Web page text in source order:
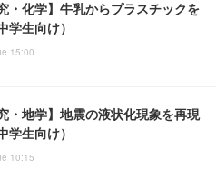
・化学】牛乳からプラスチックを
学生向け）
15:00
・地学】地震の液状化現象を再現
学生向け）
10:15